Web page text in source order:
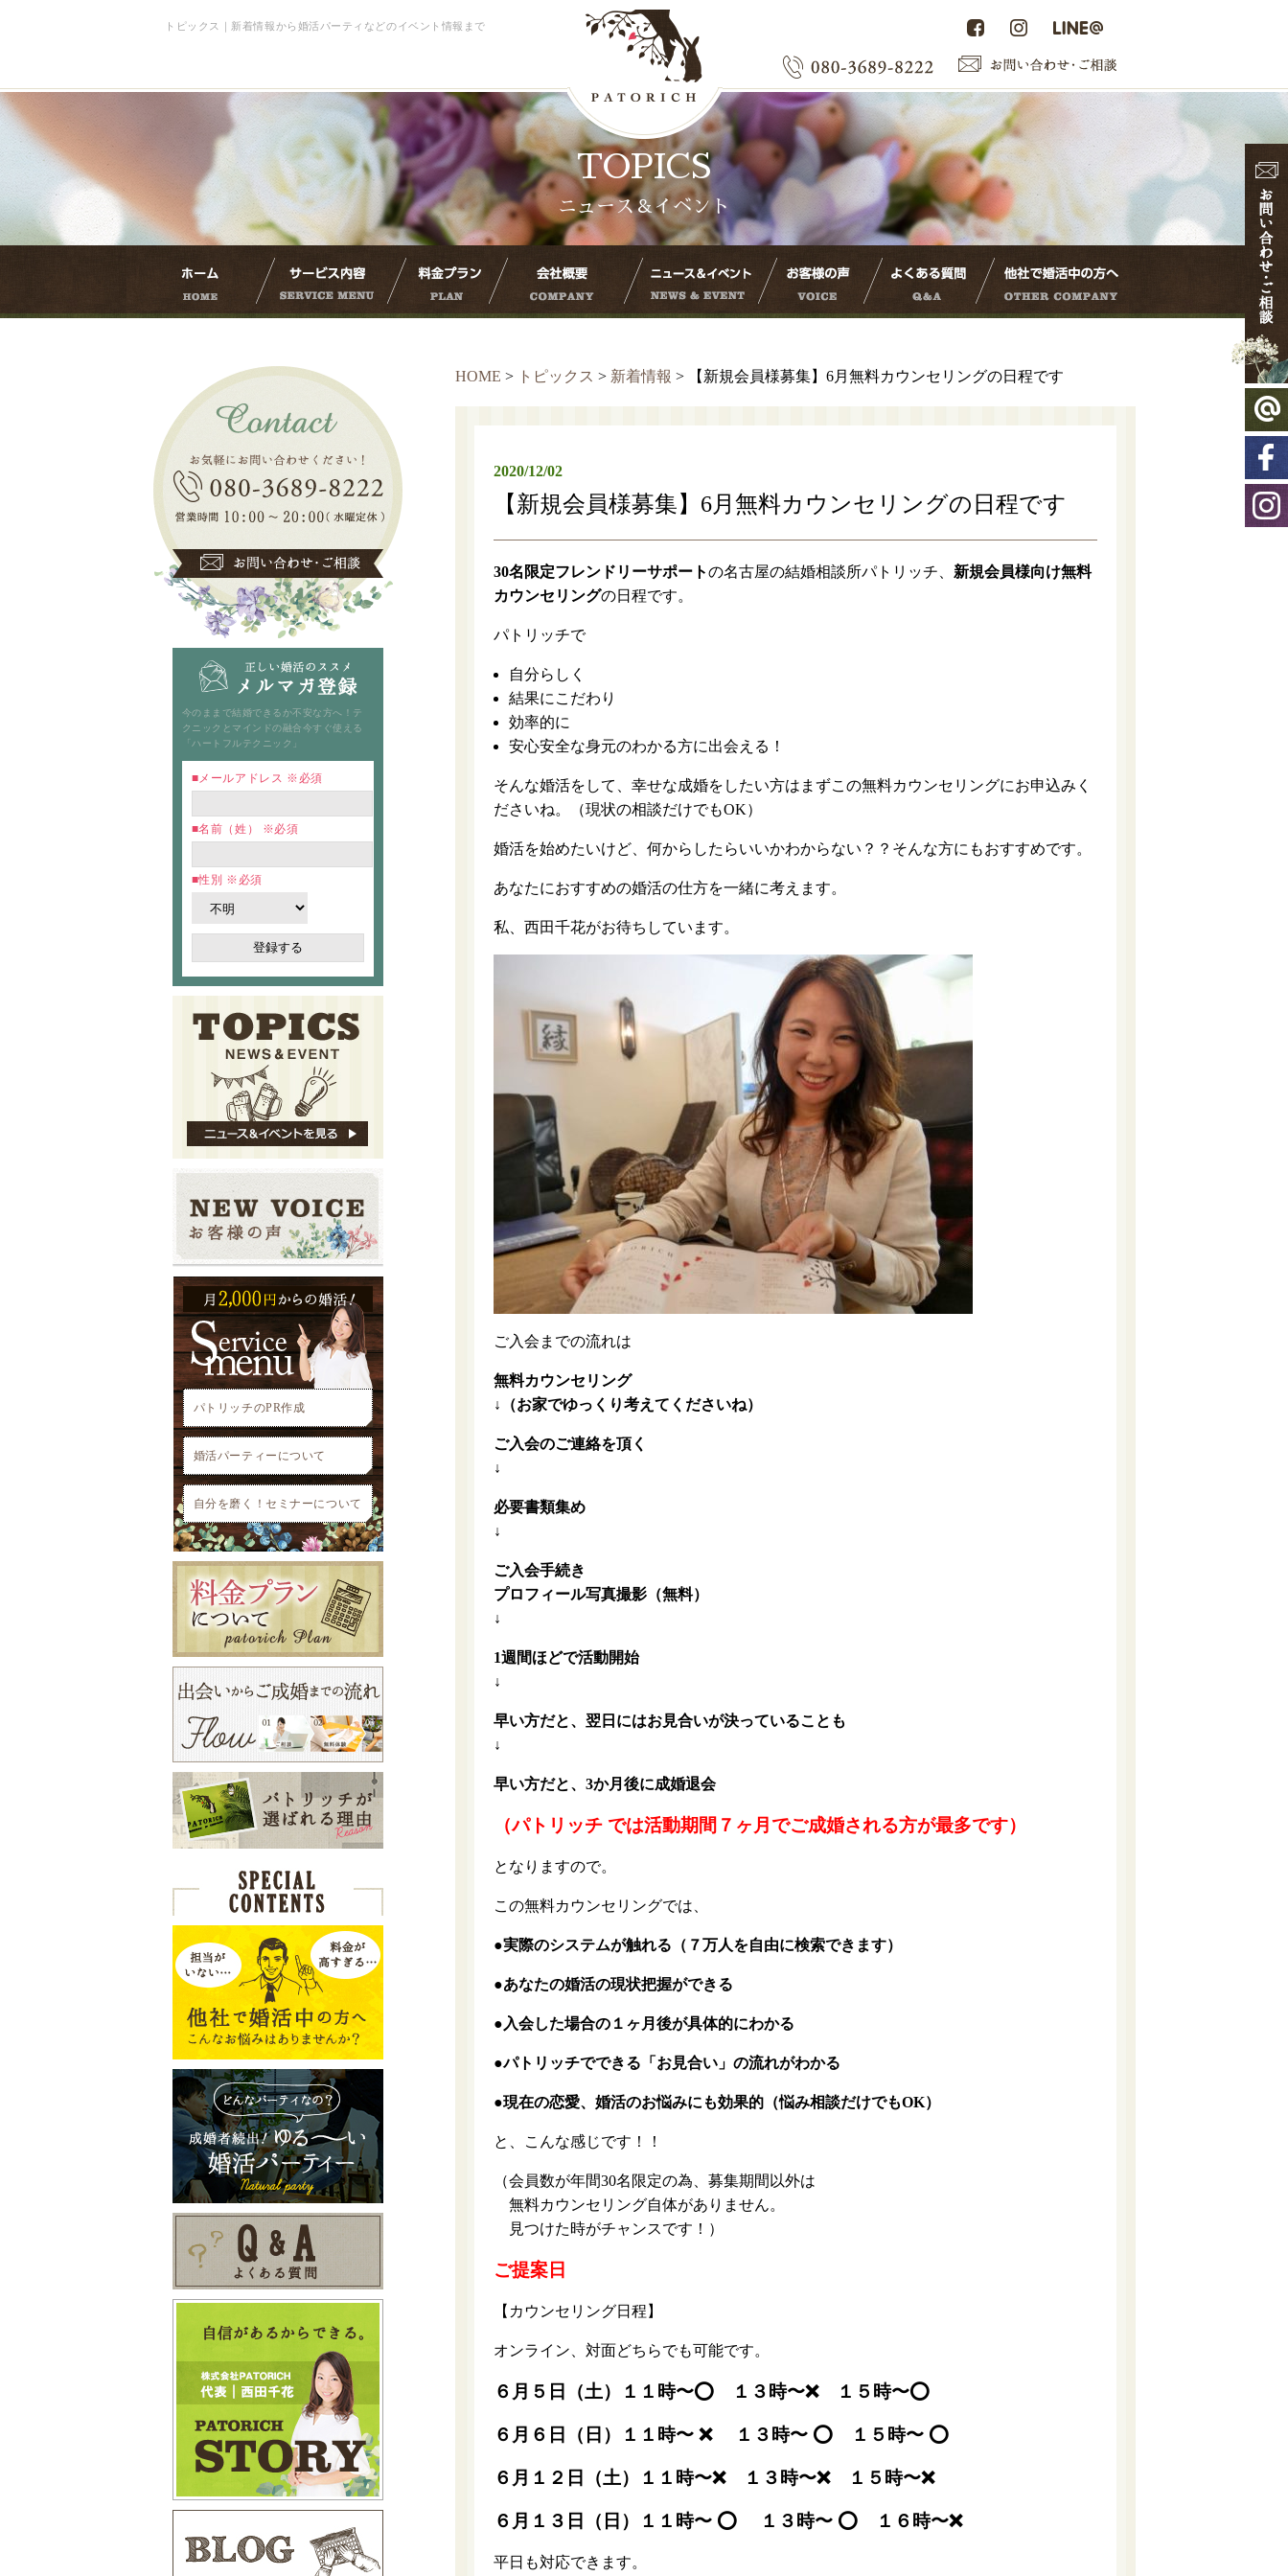
トピックス｜新着情報から婚活パーティなどのイベント情報まで
TOPICS
ニュース＆イベント
今のままで結婚できるか不安な方へ！テ
クニックとマインドの融合今すぐ使える
「ハートフルテクニック」
メールアドレス ※必須
名前（姓） ※必須
性別 ※必須
パトリッチのPR作成
婚活パーティーについて
自分を磨く！セミナーについて
HOME > トピックス > 新着情報 > 【新規会員様募集】6月無料カウンセリングの日程です
2020/12/02
【新規会員様募集】6月無料カウンセリングの日程です
30名限定フレンドリーサポートの名古屋の結婚相談所パトリッチ、 新規会員様向け無料
カウンセリングの日程です。
パトリッチで
自分らしく
結果にこだわり
効率的に
安心安全な身元のわかる方に出会える！
そんな婚活をして、幸せな成婚をしたい方はまずこの無料カウンセリングにお申込みく
ださいね。（現状の相談だけでもOK）
婚活を始めたいけど、何からしたらいいかわからない？？そんな方にもおすすめです。
あなたにおすすめの婚活の仕方を一緒に考えます。
私、西田千花がお待ちしています。
ご入会までの流れは
無料カウンセリング
↓（お家でゆっくり考えてくださいね）
ご入会のご連絡を頂く
↓
必要書類集め
↓
ご入会手続き
プロフィール写真撮影（無料）
↓
1週間ほどで活動開始
↓
早い方だと、翌日にはお見合いが決っていることも
↓
早い方だと、3か月後に成婚退会
（パトリッチ では活動期間７ヶ月でご成婚される方が最多です）
となりますので。
この無料カウンセリングでは、
●実際のシステムが触れる（７万人を自由に検索できます）
●あなたの婚活の現状把握ができる
●入会した場合の１ヶ月後が具体的にわかる
●パトリッチでできる「お見合い」の流れがわかる
●現在の恋愛、婚活のお悩みにも効果的（悩み相談だけでもOK）
と、こんな感じです！！
（会員数が年間30名限定の為、募集期間以外は
無料カウンセリング自体がありません。
見つけた時がチャンスです！）
ご提案日
【カウンセリング日程】
オンライン、対面どちらでも可能です。
６月５日（土）１１時〜⭕️ １３時〜❌ １５時〜⭕️
６月６日（日）１１時〜 ❌ １３時〜 ⭕️ １５時〜 ⭕️
６月１２日（土）１１時〜❌ １３時〜❌ １５時〜❌
６月１３日（日）１１時〜 ⭕️ １３時〜 ⭕️ １６時〜❌
平日も対応できます。